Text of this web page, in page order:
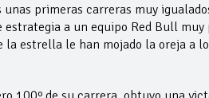
primeras carreras muy
a un equipo Red Bull
estrella le han mojado la oreja a